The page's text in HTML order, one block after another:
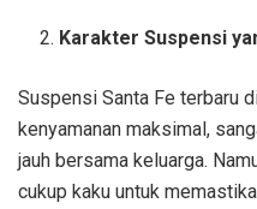
Karakter Suspensi
Suspensi Santa Fe terbaru
kenyamanan maksimal,
jauh bersama keluarga.
cukup kaku untuk